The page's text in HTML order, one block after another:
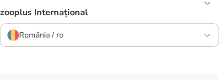
zooplus Internațional
România / ro